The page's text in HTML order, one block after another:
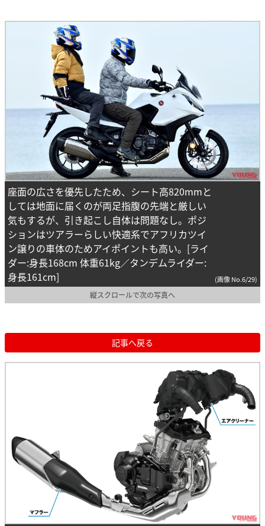
座面の広さを優先したため、シート高820mmと
しては地面に届くのが両足指腹の先端と厳しい
気もするが、引き起こし自体は問題なし。ポジ
ションはツアラーらしい快適系でアフリカツイ
ン譲りの車体のためアイポイントも高い。[ライ
ダー:身長168cm 体重61kg／タンデムライダー:
身長161cm]
(画像 No.6/29)
縦スクロールで次の写真へ
記事へ戻る